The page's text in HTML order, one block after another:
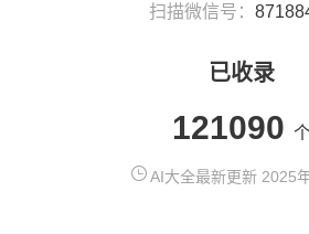
扫描微信号：
已收录
121090
AI大全最新更新 2025